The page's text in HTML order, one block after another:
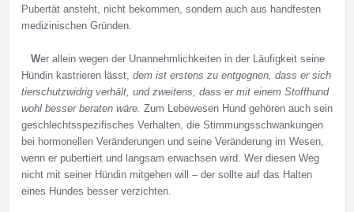
Pubertät ansteht, nicht bekommen, sondern auch aus handfesten
medizinischen Gründen.
Wer allein wegen der Unannehmlichkeiten in der Läufigkeit seine
Hündin kastrieren lässt, dem ist erstens zu entgegnen, dass er sich
tierschutzwidrig verhält, und zweitens, dass er mit einem Stoffhund
wohl besser beraten wäre. Zum Lebewesen Hund gehören auch sein
geschlechtsspezifisches Verhalten, die Stimmungsschwankungen
bei hormonellen Veränderungen und seine Veränderung im Wesen,
wenn er pubertiert und langsam erwachsen wird. Wer diesen Weg
nicht mit seiner Hündin mitgehen will – der sollte auf das Halten
eines Hundes besser verzichten.